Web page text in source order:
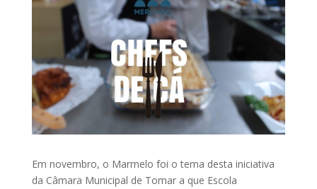
Em novembro, o Marmelo foi o tema desta iniciativa
da Câmara Municipal de Tomar a que Escola